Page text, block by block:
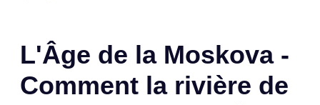
L'Âge de la Moskova -
Comment la rivière de